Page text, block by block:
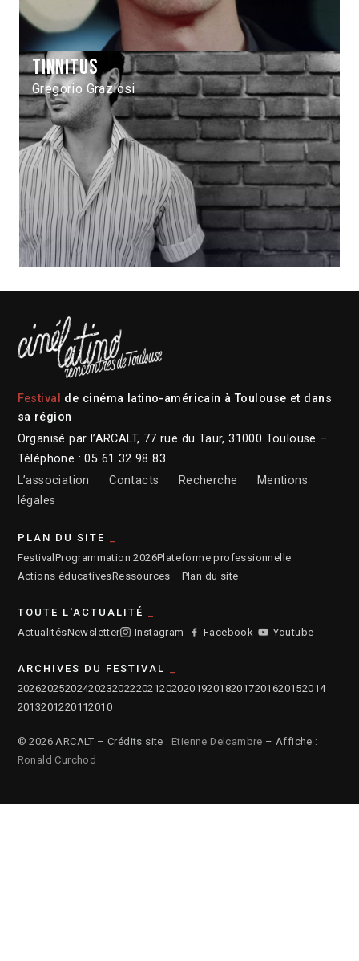
Tinnitus
Gregorio Graziosi
Festival
de cinéma latino-américain à Toulouse et dans
sa région
Organisé par l’ARCALT, 77 rue du Taur, 31000 Toulouse –
Téléphone : 05 61 32 98 83
L’association
Contacts Recherche
Mentions
légales
PLAN DU SITE
Festival Programmation 2026Plateforme professionnelle
Actions éducativesRessources— Plan du site
TOUTE L'ACTUALITÉ
ActualitésNewsletter Instagram Facebook Youtube
ARCHIVES DU FESTIVAL
2026202520242023202220212020201920182017201620152014
2013201220112010
© 2026 ARCALT – Crédits site : Etienne Delcambre – Affiche :
Ronald Curchod